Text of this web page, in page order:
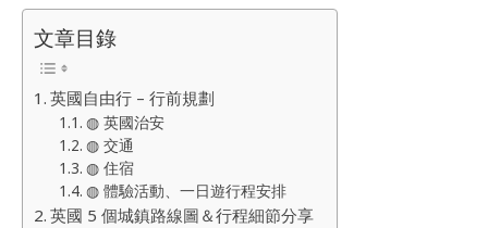
文章目錄
英國自由行 – 行前規劃
◍ 英國治安
◍ 交通
◍ 住宿
◍ 體驗活動、一日遊行程安排
英國 5 個城鎮路線圖＆行程細節分享